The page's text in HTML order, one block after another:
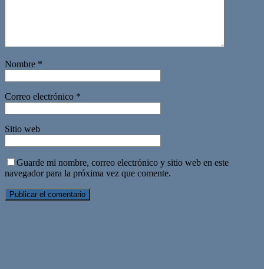
Nombre *
Correo electrónico *
Sitio web
Guarde mi nombre, correo electrónico y sitio web en este
navegador para la próxima vez que comente.